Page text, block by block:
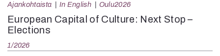
Ajankohtaista In English Oulu2026
European Capital of Culture: Next Stop –
Elections
1/2026